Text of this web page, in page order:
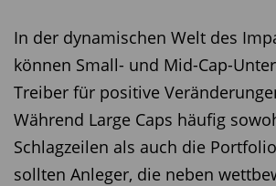
In der dynamischen Welt des
können Small- und Mid-Cap-
Treiber für positive
Während Large Caps häufig
Schlagzeilen als auch die
sollten Anleger, die neben